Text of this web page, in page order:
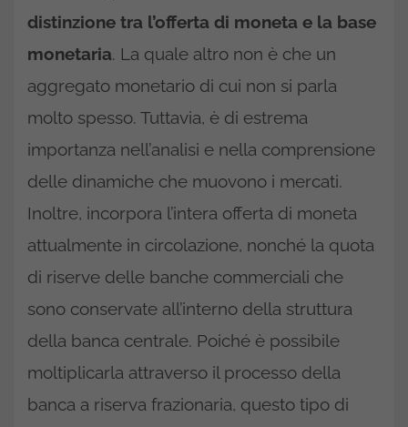
distinzione tra l’offerta di moneta e la base
monetaria. La quale altro non è che un
aggregato monetario di cui non si parla
molto spesso. Tuttavia, è di estrema
importanza nell’analisi e nella comprensione
delle dinamiche che muovono i mercati.
Inoltre, incorpora l’intera offerta di moneta
attualmente in circolazione, nonché la quota
di riserve delle banche commerciali che
sono conservate all’interno della struttura
della banca centrale. Poiché è possibile
moltiplicarla attraverso il processo della
banca a riserva frazionaria, questo tipo di